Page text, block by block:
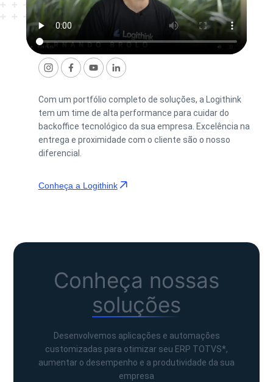
Com um portfólio completo de soluções, a Logithink
tem um time de alta performance para cuidar do
backoffice tecnológico da sua empresa. Excelência na
entrega e proximidade com o cliente são o nosso
diferencial.
Conheça a Logithink
Conheça nossas
soluções
Desenvolvemos aplicações e automações
customizadas para otimizar seu ERP TOTVS*,
aumentar o desempenho e a produtividade da sua
empresa